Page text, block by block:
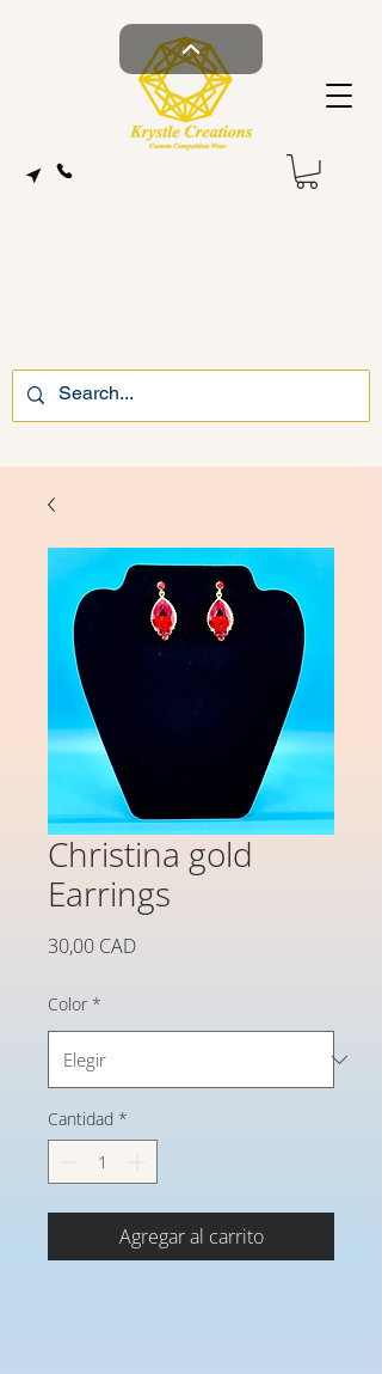
Christina gold
Earrings
30,00 CADPrecio
Color *
Cantidad *
Agregar al carrito